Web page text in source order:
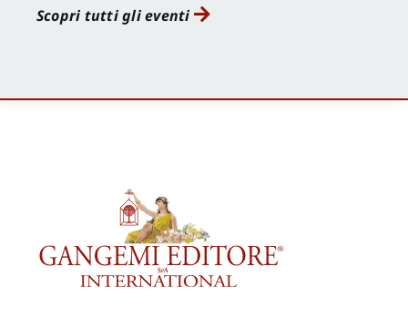
Scopri tutti gli eventi